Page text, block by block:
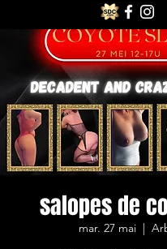
salopes de
mar. 27 mai
  |